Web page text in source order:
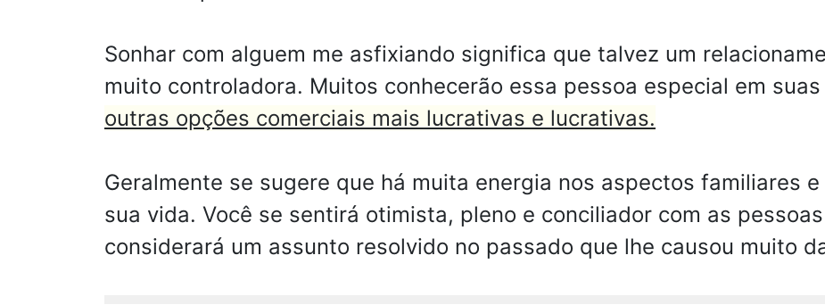
Sonhar com alguem me asfixiando significa que talvez um
muito controladora. Muitos conhecerão essa pessoa especial em
outras opções comerciais mais lucrativas e lucrativas.
Geralmente se sugere que há muita energia nos aspectos familiares
sua vida. Você se sentirá otimista, pleno e conciliador com as
considerará um assunto resolvido no passado que lhe causou muito